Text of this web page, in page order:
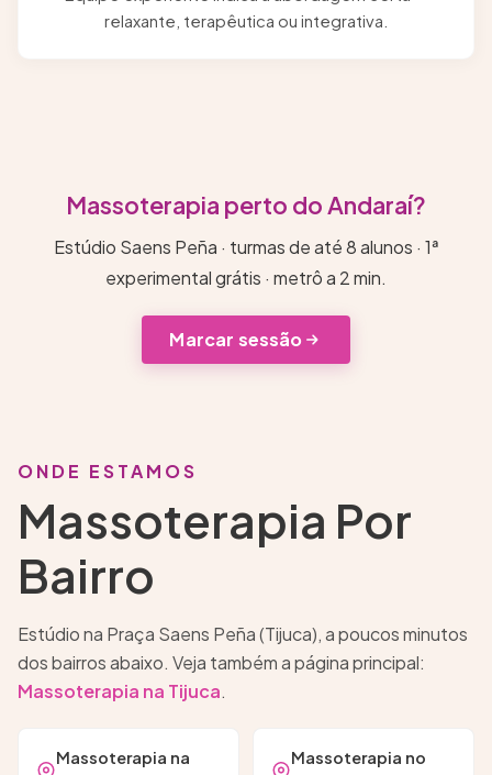
relaxante, terapêutica ou integrativa.
Massoterapia perto do Andaraí?
Estúdio Saens Peña · turmas de até 8 alunos · 1ª
experimental grátis · metrô a 2 min.
Marcar sessão
ONDE ESTAMOS
Massoterapia Por
Bairro
Estúdio na Praça Saens Peña (Tijuca), a poucos minutos
dos bairros abaixo. Veja também a página principal:
Massoterapia na Tijuca.
Massoterapia na
Massoterapia no